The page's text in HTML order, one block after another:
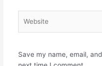
Save my name, email,